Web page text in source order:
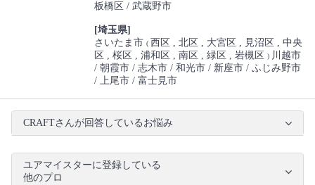
板橋区 武蔵野市
[埼玉県]
さいたま市( 西区 北区 大宮区 見沼区
中央
区
桜区 浦和区 南区 緑区 岩槻区) 川越市
朝霞市 志木市 和光市 新座市 ふじみ野市
上尾市 富士見市
CRAFTさんが回答しているお悩み
ユアマイスターに登録している
他のプロ